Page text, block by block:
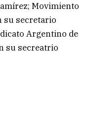
Movimiento
su secretario
Argentino de
su secreatrio